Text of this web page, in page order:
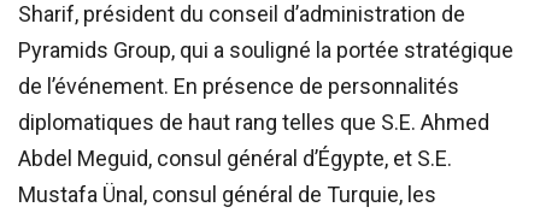
Sharif, président du conseil d’administration de
Pyramids Group, qui a souligné la portée stratégique
de l’événement. En présence de personnalités
diplomatiques de haut rang telles que S.E. Ahmed
Abdel Meguid, consul général d’Égypte, et S.E.
Mustafa Ünal, consul général de Turquie, les